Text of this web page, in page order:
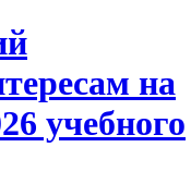
на
учебного